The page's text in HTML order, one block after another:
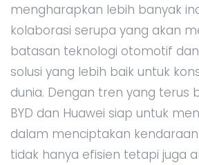
mengharapkan lebih banyak
kolaborasi serupa yang akan
batasan teknologi otomotif
solusi yang lebih baik untuk
dunia. Dengan tren yang terus
BYD dan Huawei siap untuk
dalam menciptakan
tidak hanya efisien tetapi juga